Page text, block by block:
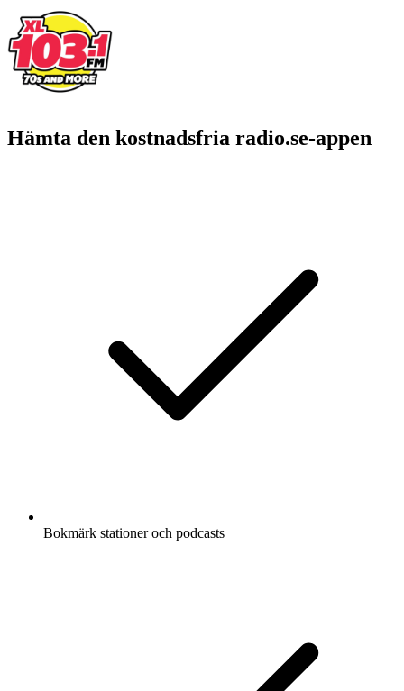
Hämta den kostnadsfria radio.se-appen
Bokmärk stationer och podcasts